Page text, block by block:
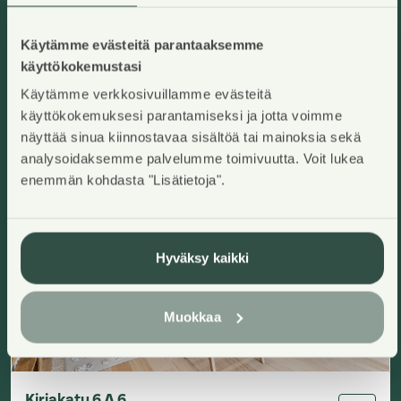
Käytämme evästeitä parantaaksemme
käyttökokemustasi
Käytämme verkkosivuillamme evästeitä
käyttökokemuksesi parantamiseksi ja jotta voimme
näyttää sinua kiinnostavaa sisältöä tai mainoksia sekä
analysoidaksemme palvelumme toimivuutta. Voit lukea
enemmän kohdasta "Lisätietoja".
Hyväksy kaikki
Muokkaa
Rakennusvuosi:2026